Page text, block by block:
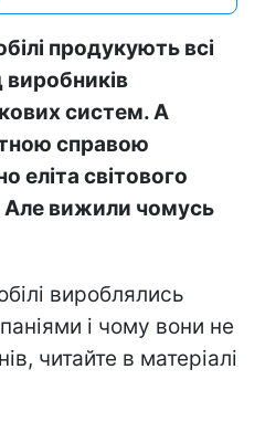
продукують всі
виробників
систем. А
справою
еліта світового
вижили чомусь
вироблялись
і чому вони не
читайте в матеріалі